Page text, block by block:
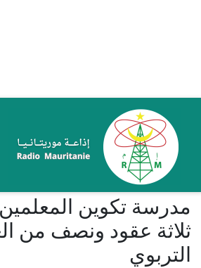
مدرسة تكوين
ثلاثة عقود ونصف من
التربوي